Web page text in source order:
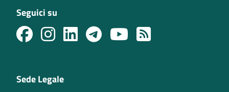
Seguici su
Sede Legale